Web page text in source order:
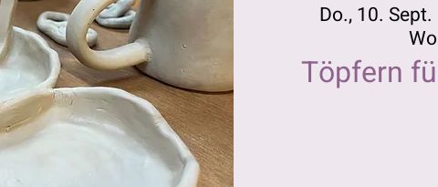
Do., 10. Sept.
Töpfern